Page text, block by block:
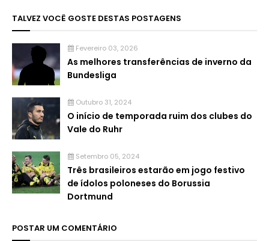
TALVEZ VOCÊ GOSTE DESTAS POSTAGENS
Fevereiro 03, 2026
As melhores transferências de inverno da
Bundesliga
Outubro 31, 2024
O início de temporada ruim dos clubes do
Vale do Ruhr
Setembro 05, 2024
Três brasileiros estarão em jogo festivo
de ídolos poloneses do Borussia
Dortmund
POSTAR UM COMENTÁRIO